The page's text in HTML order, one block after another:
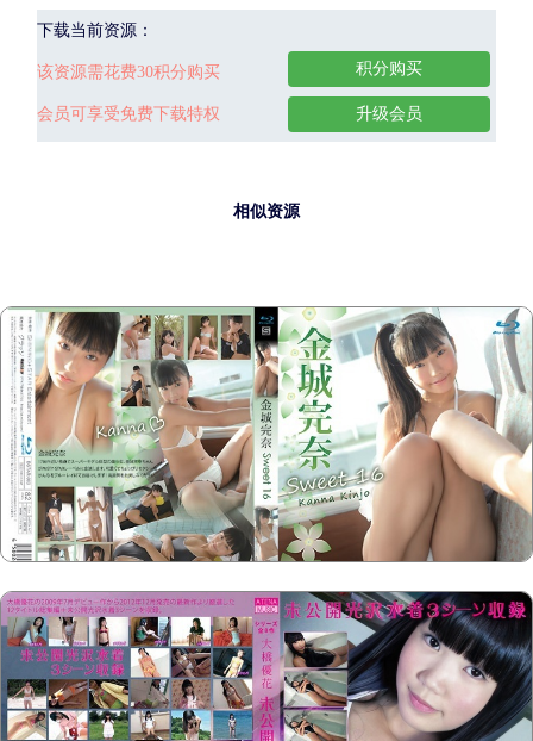
下载当前资源：
该资源需花费30积分购买
会员可享受免费下载特权
积分购买
升级会员
相似资源